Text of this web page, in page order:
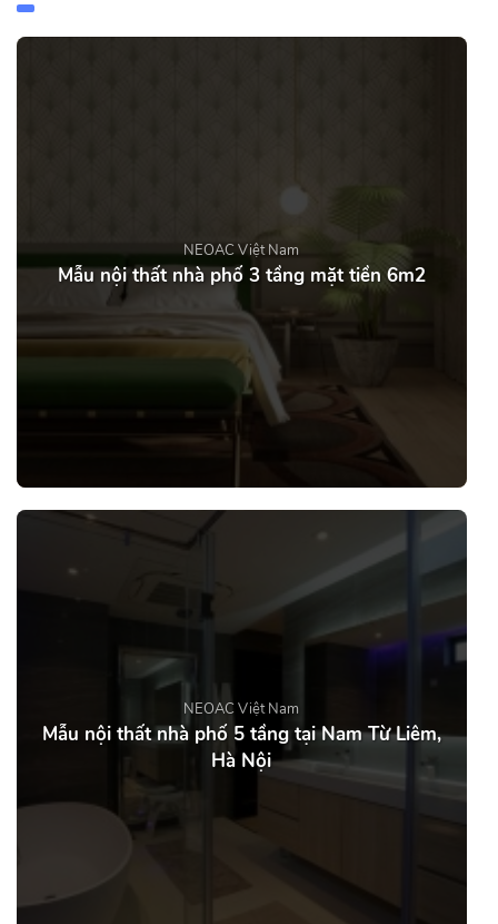
NEOAC Việt Nam
Mẫu nội thất nhà phố 3 tầng mặt tiền 6m2
NEOAC Việt Nam
Mẫu nội thất nhà phố 5 tầng tại Nam Từ Liêm,
Hà Nội